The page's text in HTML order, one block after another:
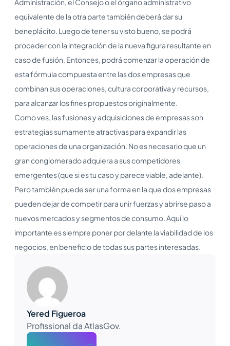
Administración, el Consejo o el órgano administrativo
equivalente de la otra parte también deberá dar su
beneplácito. Luego de tener su visto bueno, se podrá
proceder con la integración de la nueva figura resultante en
caso de fusión. Entonces, podrá comenzar la operación de
esta fórmula compuesta entre las dos empresas que
combinan sus operaciones, cultura corporativa y recursos,
para alcanzar los fines propuestos originalmente.
Como ves, las fusiones y adquisiciones de empresas son
estrategias sumamente atractivas para expandir las
operaciones de una organización. No es necesario que un
gran conglomerado adquiera a sus competidores
emergentes (que si es tu caso y parece viable, adelante).
Pero también puede ser una forma en la que dos empresas
pueden dejar de competir para unir fuerzas y abrirse paso a
nuevos mercados y segmentos de consumo. Aquí lo
importante es siempre poner por delante la viabilidad de los
negocios, en beneficio de todas sus partes interesadas.
Yered Figueroa
Profissional da AtlasGov.